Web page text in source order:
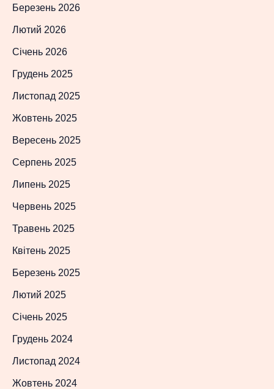
Березень 2026
Лютий 2026
Січень 2026
Грудень 2025
Листопад 2025
Жовтень 2025
Вересень 2025
Серпень 2025
Липень 2025
Червень 2025
Травень 2025
Квітень 2025
Березень 2025
Лютий 2025
Січень 2025
Грудень 2024
Листопад 2024
Жовтень 2024